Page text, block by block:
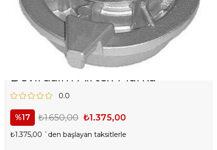
Opel Vectra A 1.8
Devirdaim Airtex Marka
0.0
17 ₺1.650,00 ₺1.375,00
₺1.375,00 `den başlayan taksitlerle